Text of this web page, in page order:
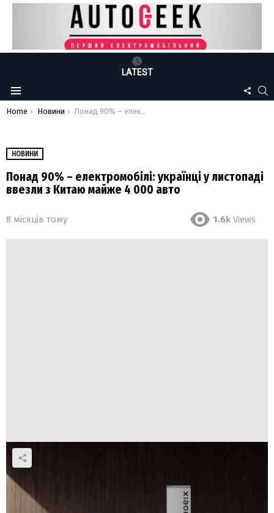
LATEST
Menu
US
You are here:
Home Новини Понад 90% – електромобілі: українці у листопаді ввезли з Китаю майже 4 000 авто
НОВИНИ
Понад 90% – електромобілі: українці у листопаді
ввезли з Китаю майже 4 000 авто
8 місяців тому 1.6k Views